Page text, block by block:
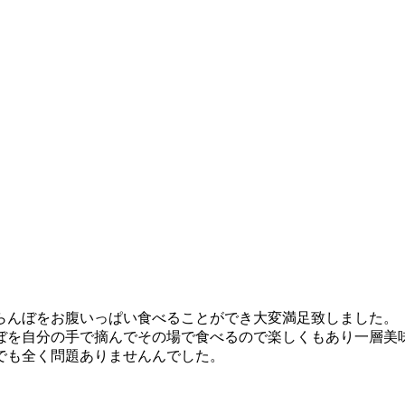
ぼをお腹いっぱい食べることができ大変満足致しました。
自分の手で摘んでその場で食べるので楽しくもあり一層美
全く問題ありませんんでした。